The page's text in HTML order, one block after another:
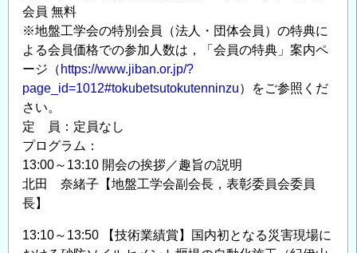
会員 無料
※地盤工学会の特別会員（法人・団体会員）の特典に
よる会員価格での参加人数は，「会員の特典」案内ペ
ージ（ https://www.jiban.or.jp/?
page_id=1012#tokubetsutokutenninzu）をご参照くだ
さい。
定 員：定員なし
プログラム：
13:00～13:10 開会の挨拶／趣旨の説明
北田 奈緒子【地盤工学会副会長，表彰委員会委員
長】
13:10～13:50 【技術業績賞】国内初となる災害現場に